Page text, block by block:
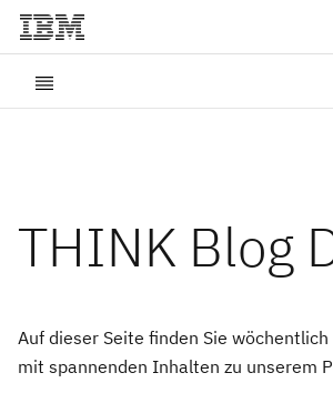
THINK Blog
Auf dieser Seite finden Sie
mit spannenden Inhalten zu unserem